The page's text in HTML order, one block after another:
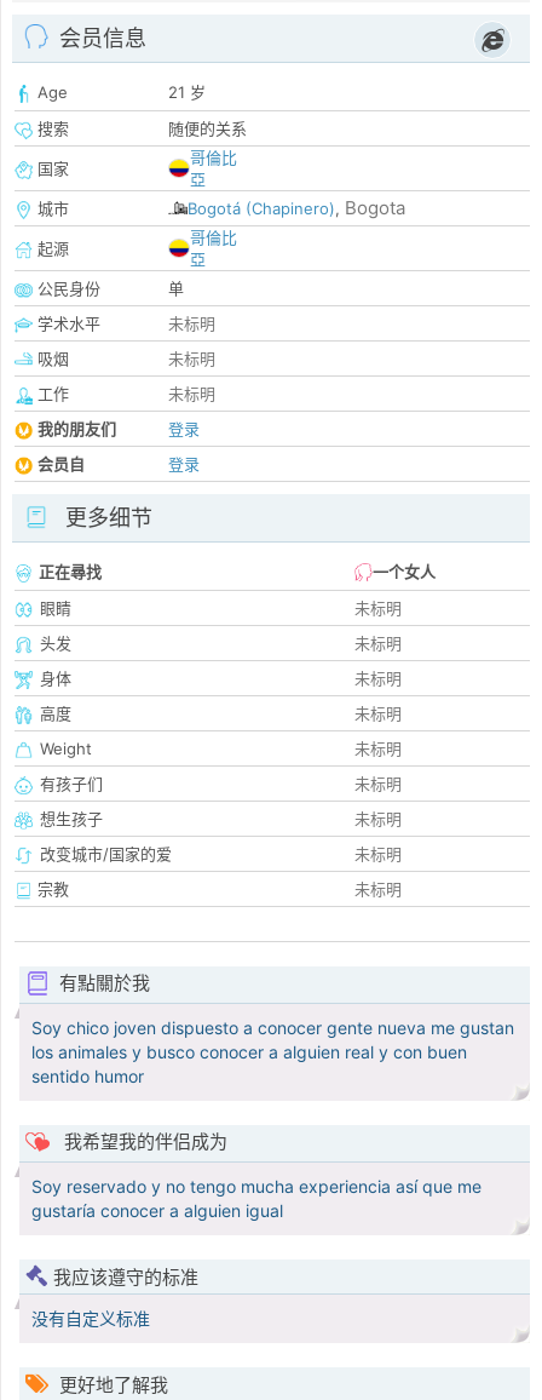
会员信息
Age
21 岁
搜索
随便的关系
国家
哥倫比
亞
城市
Bogotá (Chapinero), Bogota
起源
哥倫比
亞
公民身份
单
学术水平
未标明
吸烟
未标明
工作
未标明
我的朋友们
登录
会员自
登录
更多细节
正在尋找
一个女人
眼睛
未标明
头发
未标明
身体
未标明
高度
未标明
Weight
未标明
有孩子们
未标明
想生孩子
未标明
改变城市/国家的爱
未标明
宗教
未标明
有點關於我
Soy chico joven dispuesto a conocer gente nueva me gustan
los animales y busco conocer a alguien real y con buen
sentido humor
我希望我的伴侣成为
Soy reservado y no tengo mucha experiencia así que me
gustaría conocer a alguien igual
我应该遵守的标准
没有自定义标准
更好地了解我